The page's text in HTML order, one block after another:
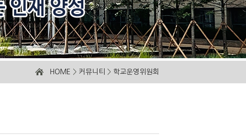
HOME > 커뮤니티 > 학교운영위원회